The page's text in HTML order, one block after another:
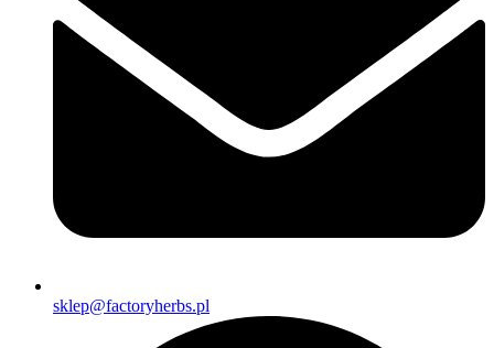
sklep@factoryherbs.pl